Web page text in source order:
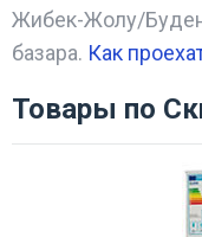
Жибек-Жолу/
базара. Как
Товары по